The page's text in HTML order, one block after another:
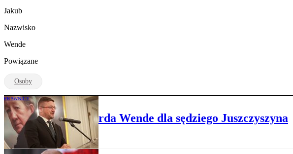
Jakub
Nazwisko
Wende
Powiązane
Osoby
PRAWNICY
Nagroda im. Edwarda Wende dla sędziego Juszczyszyna
KRAJ